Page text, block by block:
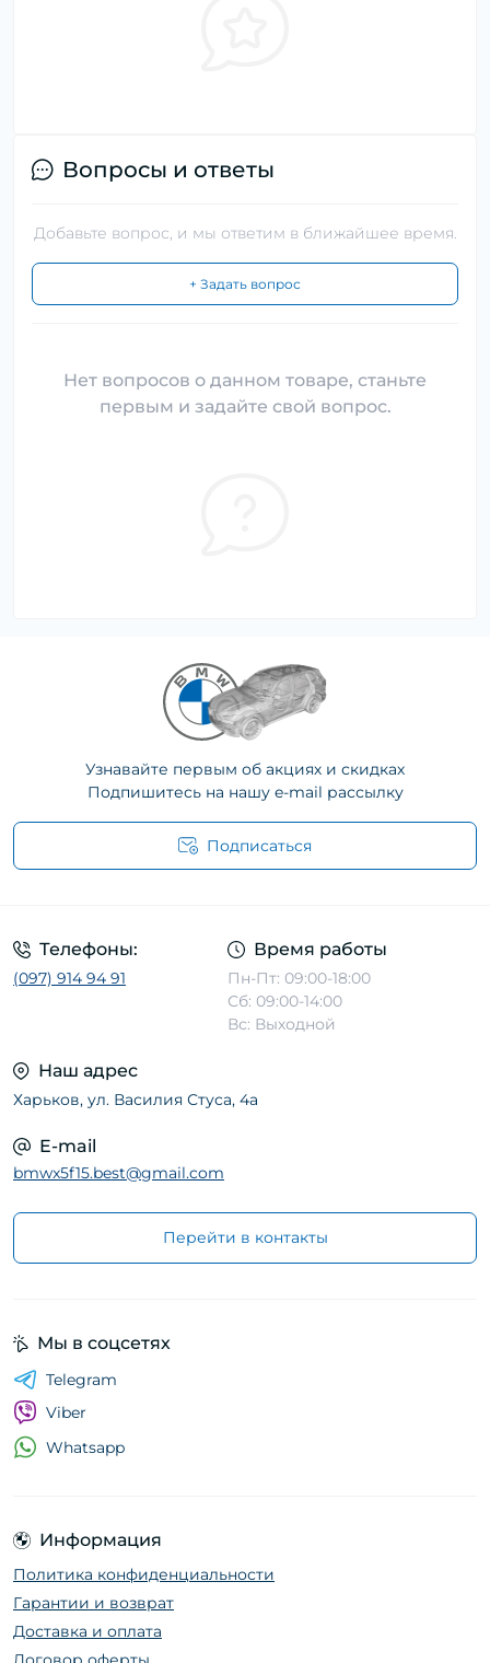
Вопросы и ответы
Добавьте вопрос, и мы ответим в ближайшее время.
+ Задать вопрос
Нет вопросов о данном товаре, станьте
первым и задайте свой вопрос.
Узнавайте первым об акциях и скидках
Подпишитесь на нашу e-mail рассылку
Подписаться
Телефоны:
(097) 914 94 91
Время работы
Пн-Пт: 09:00-18:00
Сб: 09:00-14:00
Вс: Выходной
Наш адрес
Харьков, ул. Василия Стуса, 4а
E-mail
bmwx5f15.best@gmail.com
Перейти в контакты
Информация
Политика конфиденциальности
Гарантии и возврат
Доставка и оплата
Мы в соцсетях
Telegram
Viber
Whatsapp